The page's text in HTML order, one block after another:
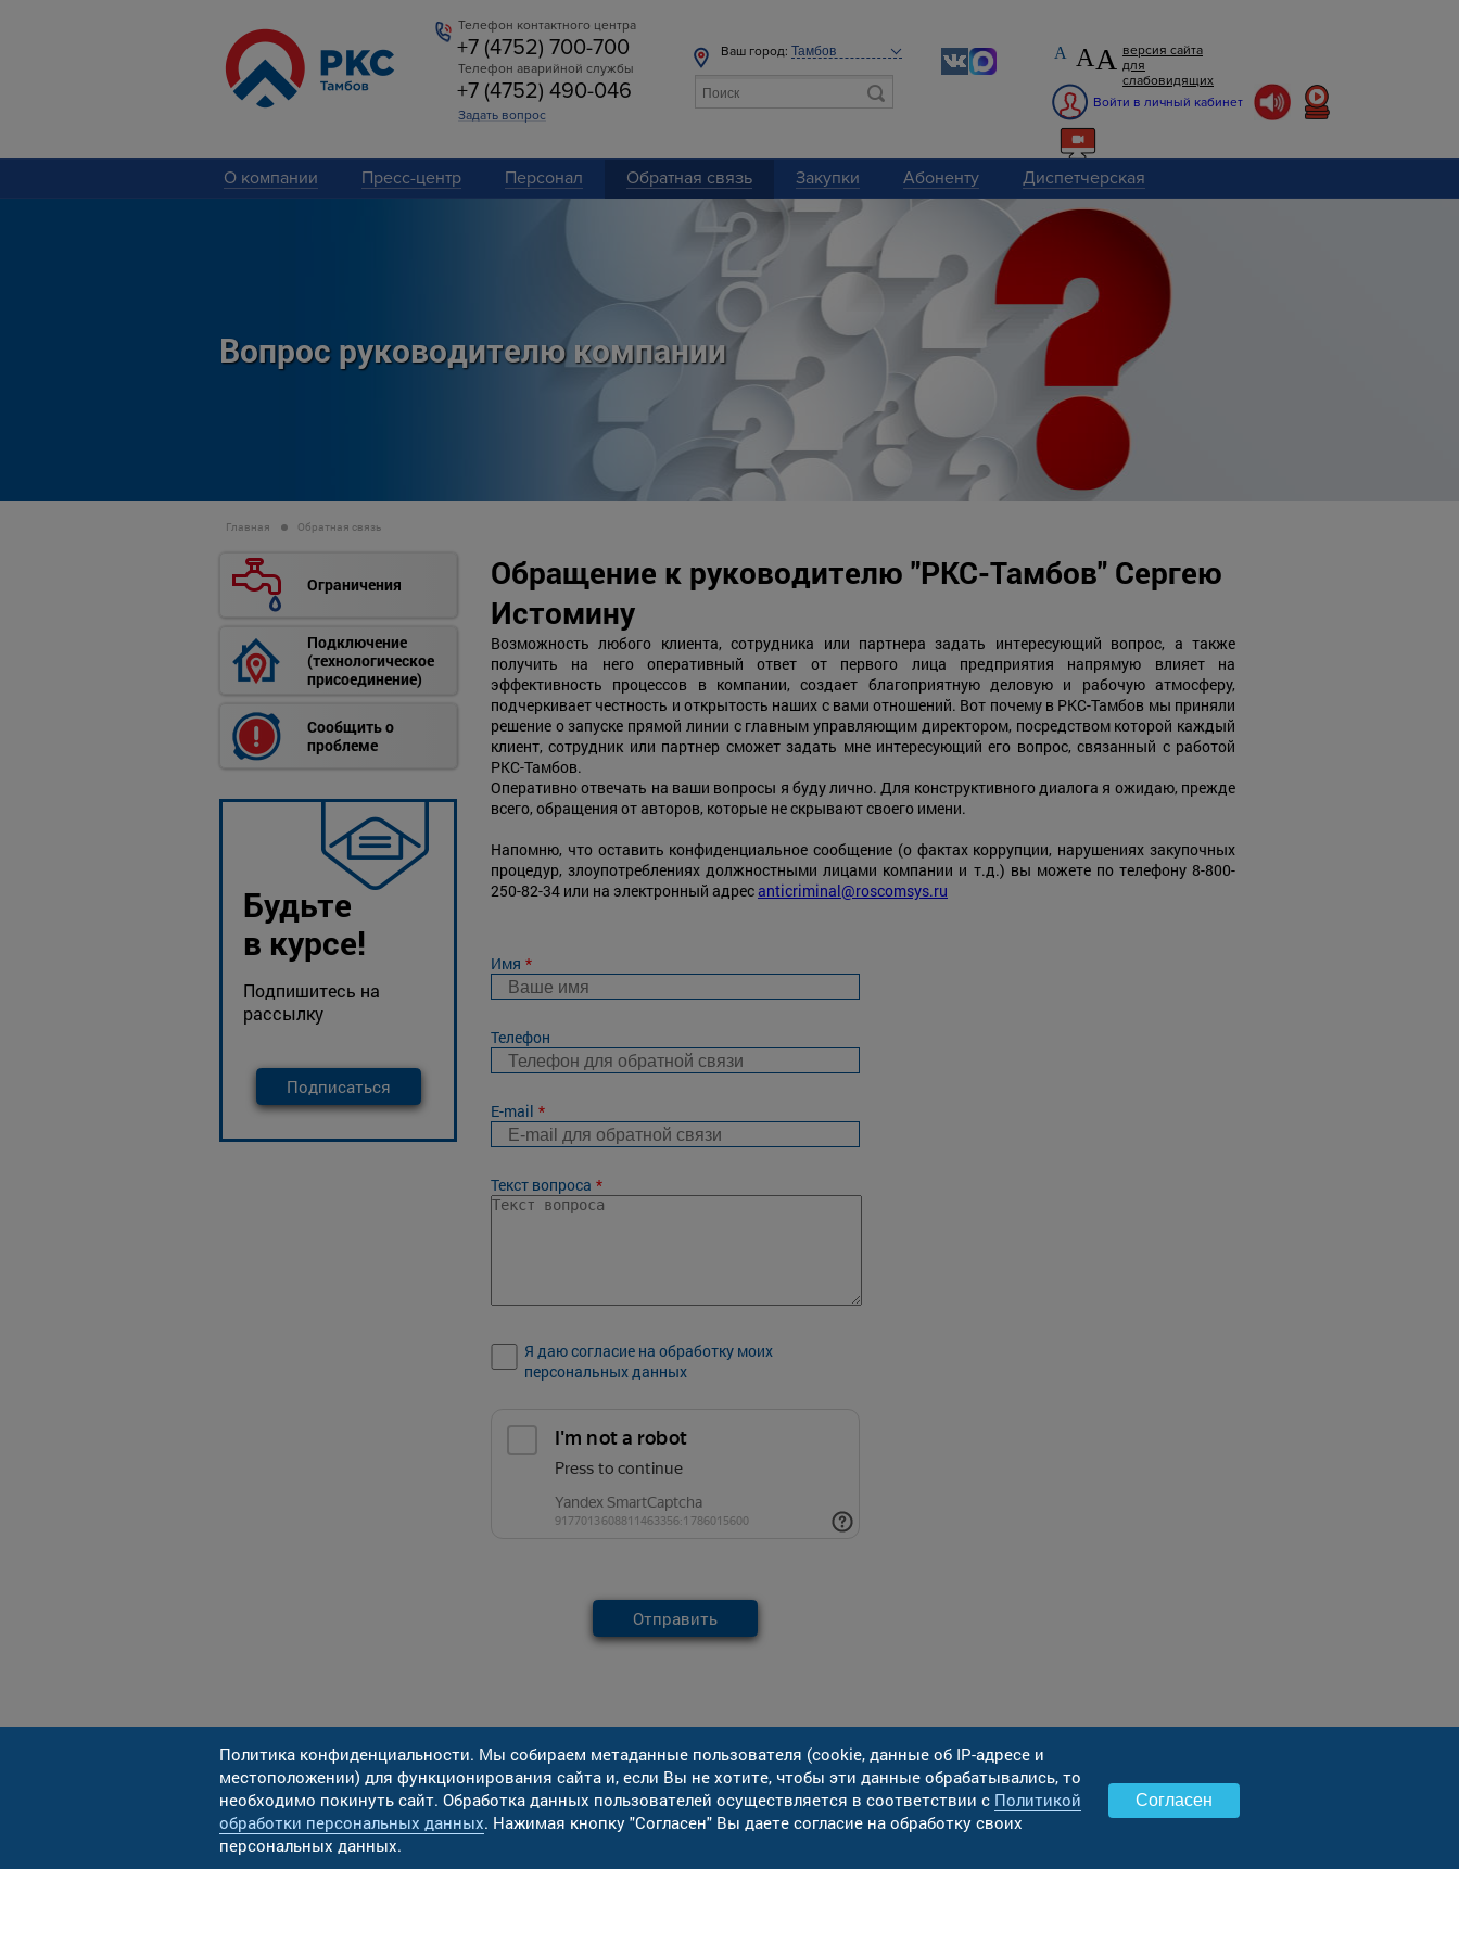
Телефон контактного центра
+7 (4752) 700-700
Телефон аварийной службы
+7 (4752) 490-046
Задать вопрос
Ваш город: А АА версия сайта
для
слабовидящих
Войти в личный кабинет
О компании Пресс-центр Персонал Обратная связь Закупки Абоненту Диспетчерская
Вопрос руководителю компании
Главная Обратная связь
Ограничения
Подключение
(технологическое
присоединение)
Сообщить о
проблеме
Будьте
в курсе!
Подпишитесь на
рассылку
Подписаться
Обращение к руководителю "РКС-Тамбов" Сергею
Истомину
Возможность любого клиента, сотрудника или партнера задать интересующий вопрос, а также
получить на него оперативный ответ от первого лица предприятия напрямую влияет на
эффективность процессов в компании, создает благоприятную деловую и рабочую атмосферу,
подчеркивает честность и открытость наших с вами отношений. Вот почему в РКС-Тамбов мы приняли
решение о запуске прямой линии с главным управляющим директором, посредством которой каждый
клиент, сотрудник или партнер сможет задать мне интересующий его вопрос, связанный с работой
РКС-Тамбов.
Оперативно отвечать на ваши вопросы я буду лично. Для конструктивного диалога я ожидаю, прежде
всего, обращения от авторов, которые не скрывают своего имени.
Напомню, что оставить конфиденциальное сообщение (о фактах коррупции, нарушениях закупочных
процедур, злоупотреблениях должностными лицами компании и т.д.) вы можете по телефону 8-800-
250-82-34 или на электронный адресanticriminal@roscomsys.ru
Имя
Телефон
E-mail
Текст вопроса
Я даю согласие на обработку моих
персональных данных
Отправить
2012-2026 ©
ООО «РКС-Холдинг»
Разработка: Геликон Про
Адрес: 392000, г. Тамбов,
ул. Тулиновская, д. 5
Карта сайта
Политика конфиденциальности. Мы собираем метаданные пользователя (cookie, данные об IP-адресе и
местоположении) для функционирования сайта и, если Вы не хотите, чтобы эти данные обрабатывались, то
необходимо покинуть сайт. Обработка данных пользователей осуществляется в соответствии с Политикой
обработки персональных данных. Нажимая кнопку "Cогласен" Вы даете согласие на обработку своих
персональных данных.
Согласен